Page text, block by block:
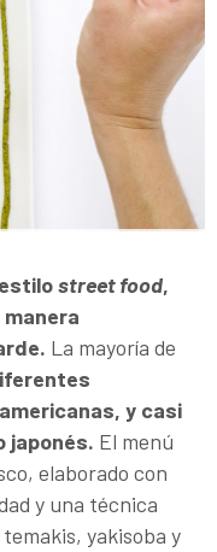
street food,
La mayoría de
iferentes
y casi
japonés. El menú
elaborado con
y una técnica
yakisoba y